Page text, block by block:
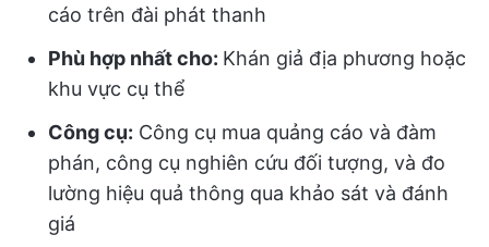
cáo trên đài phát thanh
Phù hợp nhất cho: Khán giả địa phương hoặc
khu vực cụ thể
Công cụ: Công cụ mua quảng cáo và đàm
phán, công cụ nghiên cứu đối tượng, và đo
lường hiệu quả thông qua khảo sát và đánh
giá